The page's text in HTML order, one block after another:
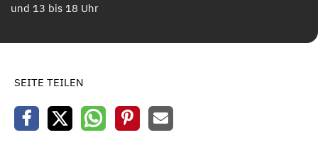
und 13 bis 18 Uhr
SEITE TEILEN